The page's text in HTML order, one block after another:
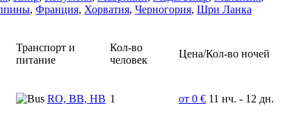
, Франция, Хорватия, Черногория, Шри Ланка
Транспорт и
питание
Кол-во
человек
Цена/Кол-во ночей
RO, BB, HB 1 от 0 € 11 нч. - 12 дн.